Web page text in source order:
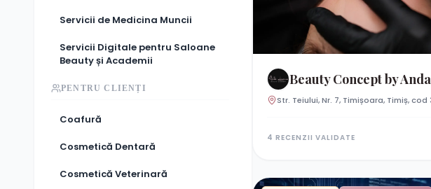
Servicii de Medicina Muncii
Servicii Digitale pentru Saloane
Beauty și Academii
PENTRU CLIENȚI
Coafură
Cosmetică Dentară
Cosmetică Veterinară
Beauty Concept by
Str. Teiului, Nr. 7, Timișoara, Timiș, cod
4 RECENZII VALIDATE